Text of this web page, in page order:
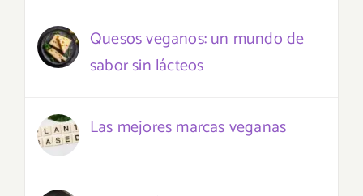
Quesos veganos: un mundo de
sabor sin lácteos
Las mejores marcas veganas